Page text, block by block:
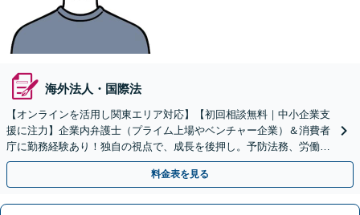
海外法人・国際法
【オンラインを活用し関東エリア対応】【初回相談無料｜中小企業支
援に注力】企業内弁護士（プライム上場やベンチャー企業）＆消費者
庁に勤務経験あり！独自の視点で、成長を後押し。予防法務、労働問
題、債権回収、コンプラ、会社設立・事業再編等幅広く対応
料金表を見る